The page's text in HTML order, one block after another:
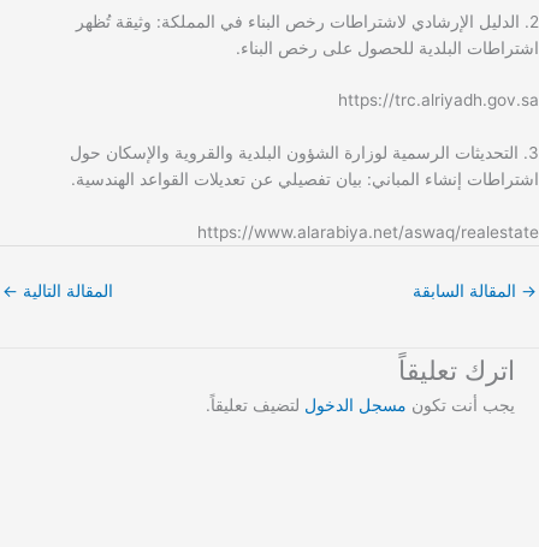
2. الدليل الإرشادي لاشتراطات رخص البناء في المملكة: وثيقة تُظهر
اشتراطات البلدية للحصول على رخص البناء.
https://trc.alriyadh.gov.sa
3. التحديثات الرسمية لوزارة الشؤون البلدية والقروية والإسكان حول
اشتراطات إنشاء المباني: بيان تفصيلي عن تعديلات القواعد الهندسية.
https://www.alarabiya.net/aswaq/realestate
→ المقالة السابقة المقالة التالية ←
اترك تعليقاً
يجب أنت تكون مسجل الدخول لتضيف تعليقاً.